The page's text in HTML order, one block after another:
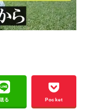
送る Pocket